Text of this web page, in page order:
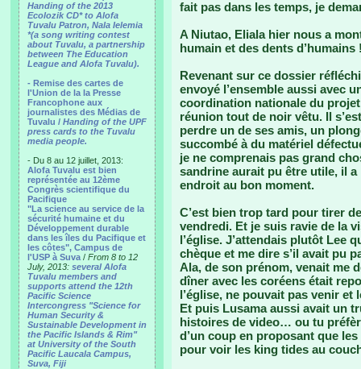
Handing of the 2013
Ecolozik CD* to Alofa
Tuvalu Patron, Nala Ielemia
*(a song writing contest
about Tuvalu, a partnership
between The Education
League and Alofa Tuvalu).
- Remise des cartes de
l'Union de la la Presse
Francophone aux
journalistes des Médias de
Tuvalu / Handing of the UPF
press cards to the Tuvalu
media people.
- Du 8 au 12 juillet, 2013:
Alofa Tuvalu est bien
représentée au 12ème
Congrès scientifique du
Pacifique
"La science au service de la
sécurité humaine et du
Développement durable
dans les îles du Pacifique et
les côtes", Campus de
l'USP à Suva / From 8 to 12
July, 2013: several Alofa
Tuvalu members and
supports attend the 12th
Pacific Science
Intercongress "Science for
Human Security &
Sustainable Development in
the Pacific Islands & Rim"
at University of the South
Pacific Laucala Campus,
Suva, Fiji
fait pas dans les temps, je
A Niutao, Eliala hier nous a
humain et des dents
Revenant sur ce dossier
envoyé l’ensemble aussi avec
coordination nationale du
réunion tout de noir vêtu. Il
perdre un de ses amis, un
succombé à du matériel
je ne comprenais pas grand
sandrine aurait pu être utile, il
endroit au bon moment.
C’est bien trop tard pour tirer
vendredi. Et je suis ravie de la
l’église. J’attendais plutôt Lee
chèque et me dire s’il avait pu
Ala, de son prénom, venait me
dîner avec les coréens était
l’église, ne pouvait pas venir et
Et puis Lusama aussi avait un
histoires de video… ou tu
d’un coup en proposant que
pour voir les king tides au